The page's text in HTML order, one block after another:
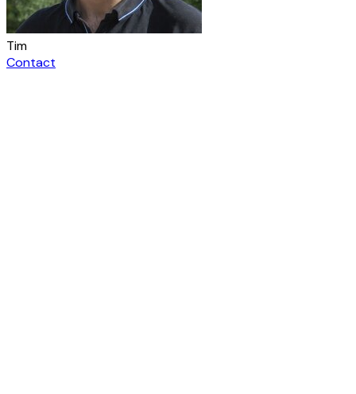
Tim
Contact